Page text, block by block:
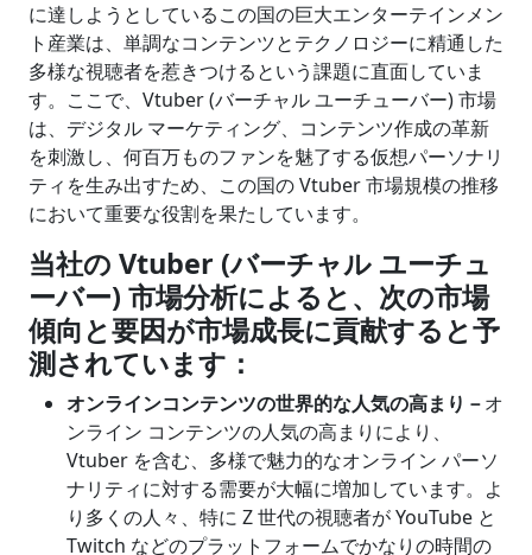
に達しようとしているこの国の巨大エンターテインメン
ト産業は、単調なコンテンツとテクノロジーに精通した
多様な視聴者を惹きつけるという課題に直面していま
す。ここで、Vtuber (バーチャル ユーチューバー) 市場
は、デジタル マーケティング、コンテンツ作成の革新
を刺激し、何百万ものファンを魅了する仮想パーソナリ
ティを生み出すため、この国の Vtuber 市場規模の推移
において重要な役割を果たしています。
当社の Vtuber (バーチャル ユーチュ
ーバー) 市場分析によると、次の市場
傾向と要因が市場成長に貢献すると予
測されています：
オンラインコンテンツの世界的な人気の高まり－オ
ンライン コンテンツの人気の高まりにより、
Vtuber を含む、多様で魅力的なオンライン パーソ
ナリティに対する需要が大幅に増加しています。よ
り多くの人々、特に Z 世代の視聴者が YouTube と
Twitch などのプラットフォームでかなりの時間の